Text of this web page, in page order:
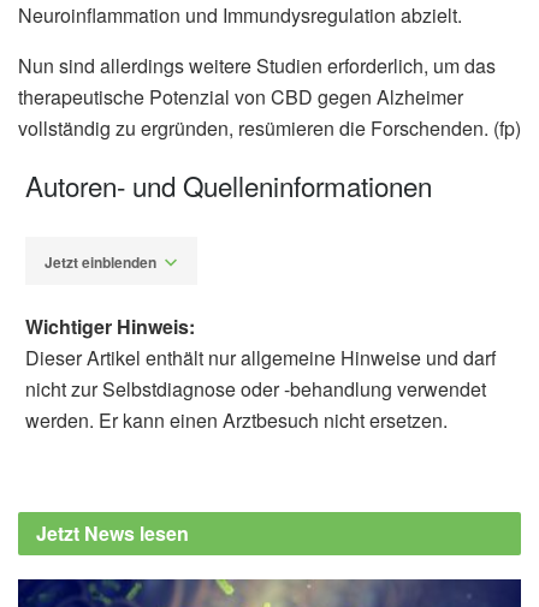
Neuroinflammation und Immundysregulation abzielt.
Nun sind allerdings weitere Studien erforderlich, um das
therapeutische Potenzial von CBD gegen Alzheimer
vollständig zu ergründen, resümieren die Forschenden. (fp)
Autoren- und Quelleninformationen
Jetzt einblenden
Breanna Hill, Nayeli Perez-Morales, Hannah
M. Rogers, Hesam Khodadadi, Nancy
C. Hess, John C. Morgan, Évila Lopes
Wichtiger Hinweis:
Dieser Artikel enthält nur allgemeine Hinweise und darf
nicht zur Selbstdiagnose oder -behandlung verwendet
werden. Er kann einen Arztbesuch nicht ersetzen.
Jetzt News lesen